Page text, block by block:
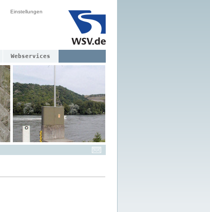
Einstellungen
Webservices